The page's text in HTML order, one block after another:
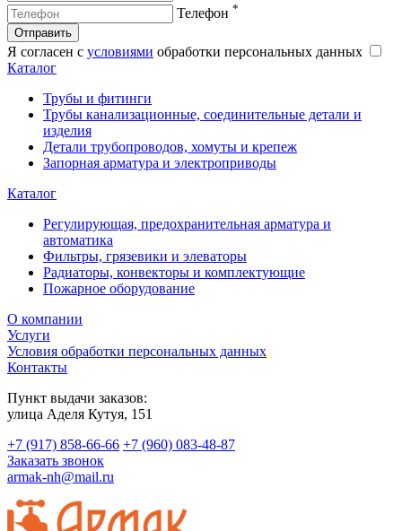
Телефон *
Отправить
Я согласен с условиями обработки персональных данных
Каталог
Трубы и фитинги
Трубы канализационные, соединительные детали и
изделия
Детали трубопроводов, хомуты и крепеж
Запорная арматура и электроприводы
Каталог
Регулирующая, предохранительная арматура и
автоматика
Фильтры, грязевики и элеваторы
Радиаторы, конвекторы и комплектующие
Пожарное оборудование
О компании
Услуги
Условия обработки персональных данных
Контакты
Пункт выдачи заказов:
​улица Аделя Кутуя, 151
+7 (917) 858-66-66 +7 (960) 083-48-87
Заказать звонок
armak-nh@mail.ru